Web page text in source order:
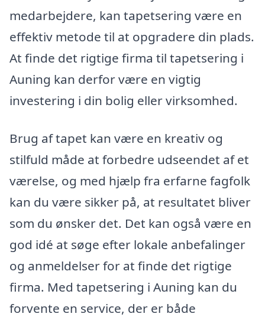
medarbejdere, kan tapetsering være en
effektiv metode til at opgradere din plads.
At finde det rigtige firma til tapetsering i
Auning kan derfor være en vigtig
investering i din bolig eller virksomhed.
Brug af tapet kan være en kreativ og
stilfuld måde at forbedre udseendet af et
værelse, og med hjælp fra erfarne fagfolk
kan du være sikker på, at resultatet bliver
som du ønsker det. Det kan også være en
god idé at søge efter lokale anbefalinger
og anmeldelser for at finde det rigtige
firma. Med tapetsering i Auning kan du
forvente en service, der er både